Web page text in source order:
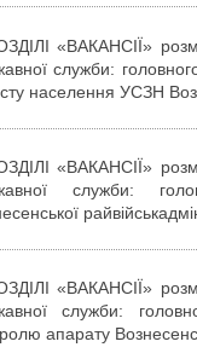
«ВАКАНСІЇ»
служби:
населення УСЗН
«ВАКАНСІЇ»
служби:
«ВАКАНСІЇ»
служби:
апарату